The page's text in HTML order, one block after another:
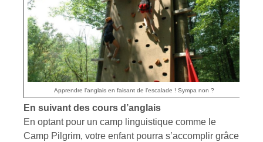
Apprendre l’anglais en faisant de l’escalade ! Sympa non ?
En suivant des cours d’anglais
En optant pour un camp linguistique comme le
Camp Pilgrim, votre enfant pourra s’accomplir grâce